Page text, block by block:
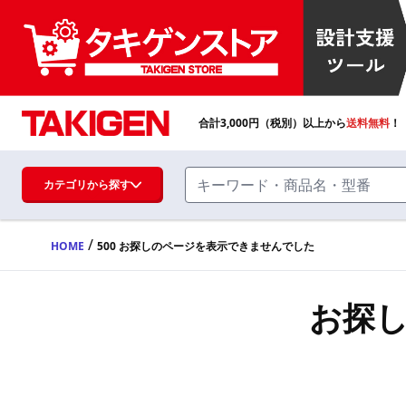
ハンドル・取手・つまみ・周辺機器
FA・A
合計3,000円（税別）以上から送料無料
カテゴリから探す
HOME / 500 お探しのページを表示できませんでした
お探